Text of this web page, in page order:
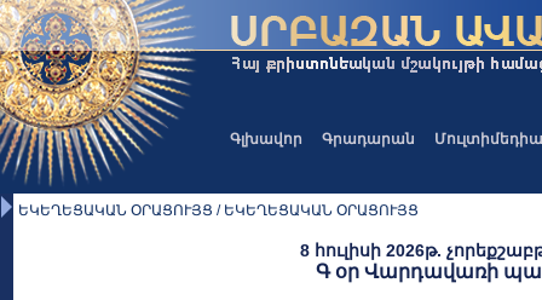
Գլխավոր Գրադարան Մուլտիմեդիա
ԵԿԵՂԵՑԱԿԱՆ ՕՐԱՑՈՒՅՑ / ԵԿԵՂԵՑԱԿԱՆ ՕՐԱՑՈՒՅՑ
8 հուլիսի 2026թ.
Գ օր Վարդավառի